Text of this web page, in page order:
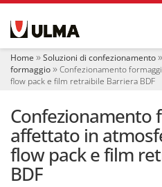
i
Home Soluzioni di confezionamento
formaggio
Confezionamento
flow pack e film retraibile Barriera BDF
Confezionamento
affettato in
flow pack e film
BDF